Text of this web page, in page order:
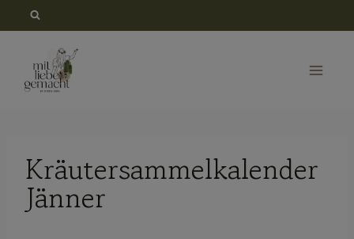
springen
Kräutersammelkalender
Jänner